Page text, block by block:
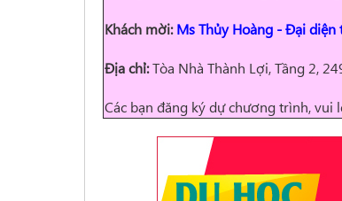
Khách mời: Ms Thủy Hoàng - Đại
Địa chỉ:Tòa Nhà Thành Lợi, Tầng 2,
Các bạn đăng ký dự chương trình, vui